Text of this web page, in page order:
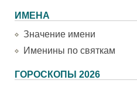
ИМЕНА
Значение имени
Именины по святкам
ГОРОСКОПЫ 2026